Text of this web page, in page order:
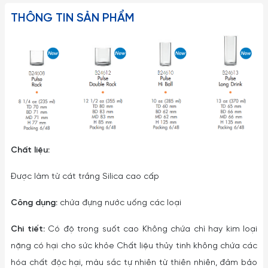
THÔNG TIN SẢN PHẨM
Chất liệu:
Được làm từ cát trắng Silica cao cấp
Công dụng: chứa đựng nước uống các loại
Chi tiết:Có độ trong suốt cao Không chứa chì hay kim loại
nặng có hại cho sức khỏe Chất liệu thủy tinh không chứa các
hóa chất độc hại, màu sắc tự nhiên từ thiên nhiên, đảm bảo